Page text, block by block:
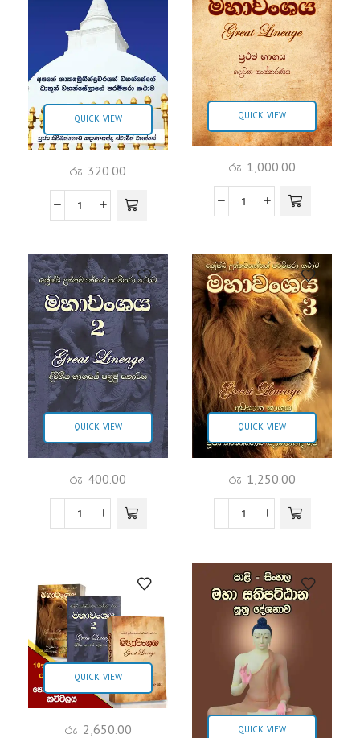
QUICK VIEW
රු 320.00
QUICK VIEW
රු 1,000.00
QUICK VIEW
රු 400.00
QUICK VIEW
රු 1,250.00
QUICK VIEW
රු 2,650.00 QUICK VIEW